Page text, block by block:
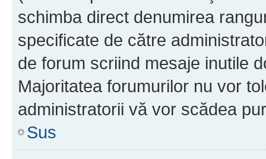
schimba direct denumirea
specificate de către
de forum scriind mesaje inutile
Majoritatea forumurilor nu vor
administratorii vă vor scădea
Sus